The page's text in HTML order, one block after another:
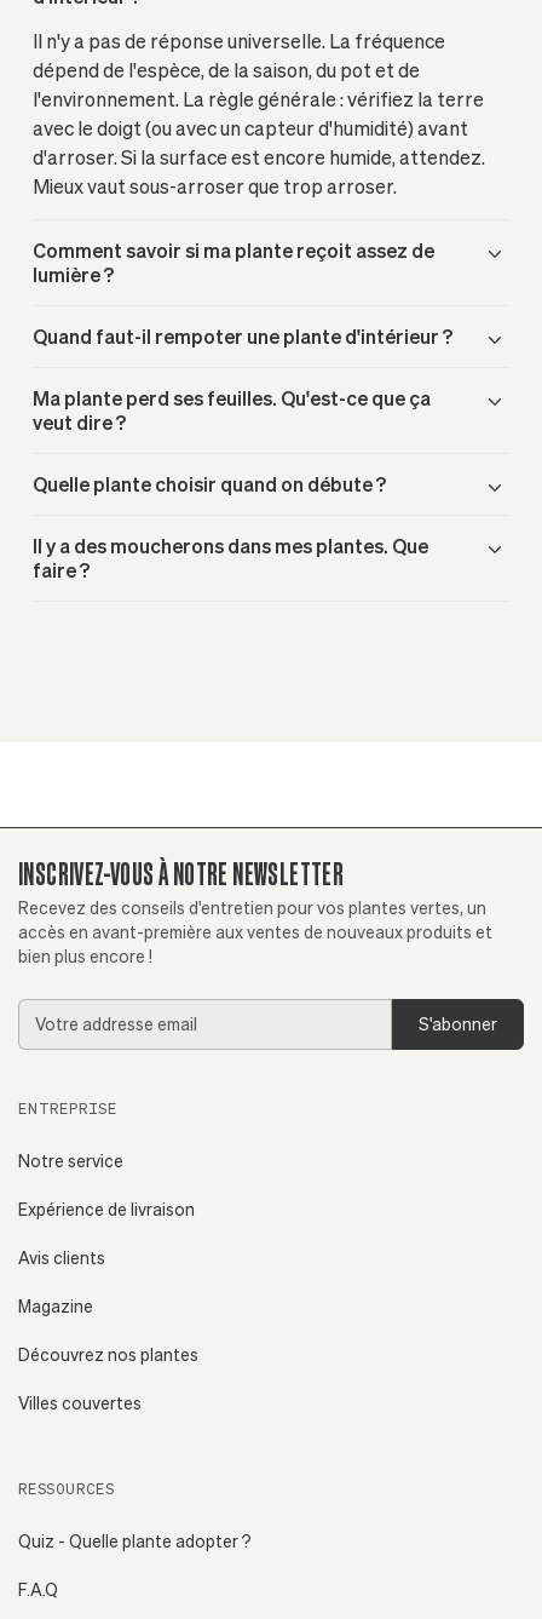
Il n'y a pas de réponse universelle. La fréquence
dépend de l'espèce, de la saison, du pot et de
l'environnement. La règle générale : vérifiez la terre
avec le doigt (ou avec un capteur d'humidité) avant
d'arroser. Si la surface est encore humide, attendez.
Mieux vaut sous-arroser que trop arroser.
Comment savoir si ma plante reçoit assez de
lumière ?
Quand faut-il rempoter une plante d'intérieur ?
Ma plante perd ses feuilles. Qu'est-ce que ça
veut dire ?
Quelle plante choisir quand on débute ?
Il y a des moucherons dans mes plantes. Que
faire ?
INSCRIVEZ-VOUS À NOTRE NEWSLETTER
Recevez des conseils d'entretien pour vos plantes vertes, un
accès en avant-première aux ventes de nouveaux produits et
bien plus encore !
Addresse
email
ENTREPRISE
Notre service
Expérience de livraison
Avis clients
Magazine
Découvrez nos plantes
Villes couvertes
RESSOURCES
Quiz - Quelle plante adopter ?
F.A.Q